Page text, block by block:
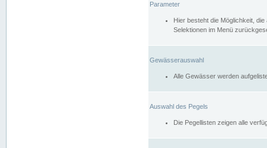
Parameter
Hier besteht die Möglichkeit,
Selektionen im Menü
Gewässerauswahl
Alle Gewässer werden
Auswahl des Pegels
Die Pegellisten zeigen alle